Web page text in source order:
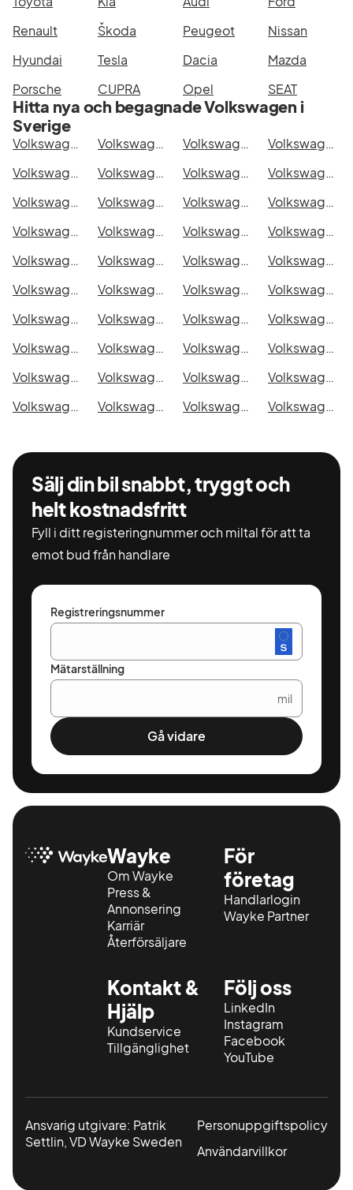
Renault
Škoda Peugeot
Nissan
Hyundai
Tesla Dacia
Mazda
Porsche
CUPRA Opel SEAT
Hitta nya och begagnade Volkswagen i
Sverige
Volkswagen Arteon eHybrid Shooting Brake i Stockholm Volkswagen Arteon eHybrid Shooting Brake i Göteborg Volkswagen Arteon eHybrid Shooting Brake i Helsingborg
Volkswagen Arteon eHybrid Shooting Brake i Jönköping
Volkswagen Arteon eHybrid Shooting Brake i Malmö
Volkswagen Arteon eHybrid Shooting Brake i Örebro Volkswagen Arteon eHybrid Shooting Brake i Norrköping
Volkswagen Arteon eHybrid Shooting Brake i Linköping
Volkswagen Arteon eHybrid Shooting Brake i Uppsala
Volkswagen Arteon eHybrid Shooting Brake i Västerås Volkswagen Arteon eHybrid Shooting Brake i Halmstad
Volkswagen Arteon eHybrid Shooting Brake i Växjö
Volkswagen Arteon eHybrid Shooting Brake i Eskilstuna
Volkswagen Arteon eHybrid Shooting Brake i Kalmar Volkswagen Arteon eHybrid Shooting Brake i Karlskrona
Volkswagen Arteon eHybrid Shooting Brake i Karlstad
Volkswagen Arteon eHybrid Shooting Brake i Kristianstad
Volkswagen Arteon eHybrid Shooting Brake i Sundsvall Volkswagen Arteon eHybrid Shooting Brake i Umeå
Volkswagen Arteon eHybrid Shooting Brake i Varberg
Volkswagen Arteon eHybrid Shooting Brake i Borås
Volkswagen Arteon eHybrid Shooting Brake i Falkenberg Volkswagen Arteon eHybrid Shooting Brake i Gävle
Volkswagen Arteon eHybrid Shooting Brake i Luleå
Volkswagen Arteon eHybrid Shooting Brake i Lund
Volkswagen Arteon eHybrid Shooting Brake i Mönsterås Volkswagen Arteon eHybrid Shooting Brake i Uddevalla
Volkswagen Arteon eHybrid Shooting Brake i Västervik
Volkswagen Arteon eHybrid Shooting Brake i Ystad
Volkswagen Arteon eHybrid Shooting Brake i Östersund Volkswagen Arteon eHybrid Shooting Brake i Borlänge
Volkswagen Arteon eHybrid Shooting Brake i Kiruna
Volkswagen Arteon eHybrid Shooting Brake i Nyköping
Volkswagen Arteon eHybrid Shooting Brake i Oskarshamn Volkswagen Arteon eHybrid Shooting Brake i Sigtuna
Volkswagen Arteon eHybrid Shooting Brake i Skellefteå
Volkswagen Arteon eHybrid Shooting Brake i Skövde
Volkswagen Arteon eHybrid Shooting Brake i Trollhättan Volkswagen Arteon eHybrid Shooting Brake i Alingsås Volkswagen Arteon eHybrid Shooting Brake i Båstad
Sälj din bil snabbt, tryggt och
helt kostnadsfritt
Fyll i ditt registeringnummer och miltal för att ta
emot bud från handlare
Registreringsnummer
Mätarställning
mil
Gå vidare
Wayke
Om Wayke
Press &
Annonsering
Karriär
Återförsäljare
För
företag
Handlarlogin
Wayke Partner
Kontakt &
Hjälp
Kundservice
Tillgänglighet
Följ oss
LinkedIn
Instagram
Facebook
YouTube
Ansvarig utgivare: Patrik
Settlin, VD Wayke Sweden
Personuppgiftspolicy
Användarvillkor